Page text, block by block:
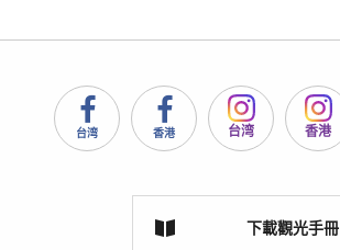
台湾 香港 台湾 香港
下載觀光手冊